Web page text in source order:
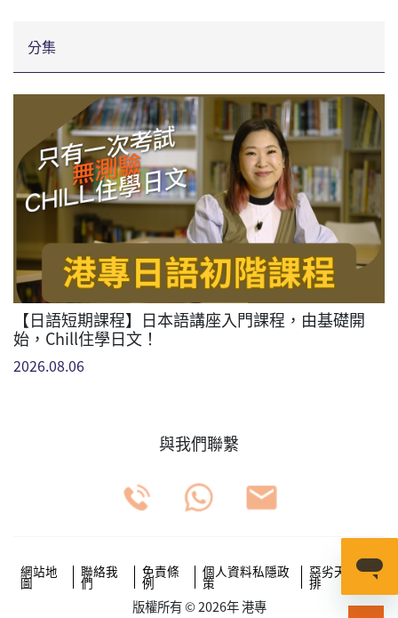
分集
【日語短期課程】日本語講座入門課程，由基礎開
始，Chill住學日文！
2026.08.06
與我們聯繫
網站地
圖
聯絡我
們
免責條
例
個人資料私隱政
策
惡劣天氣安
排
版權所有 © 2026年 港專